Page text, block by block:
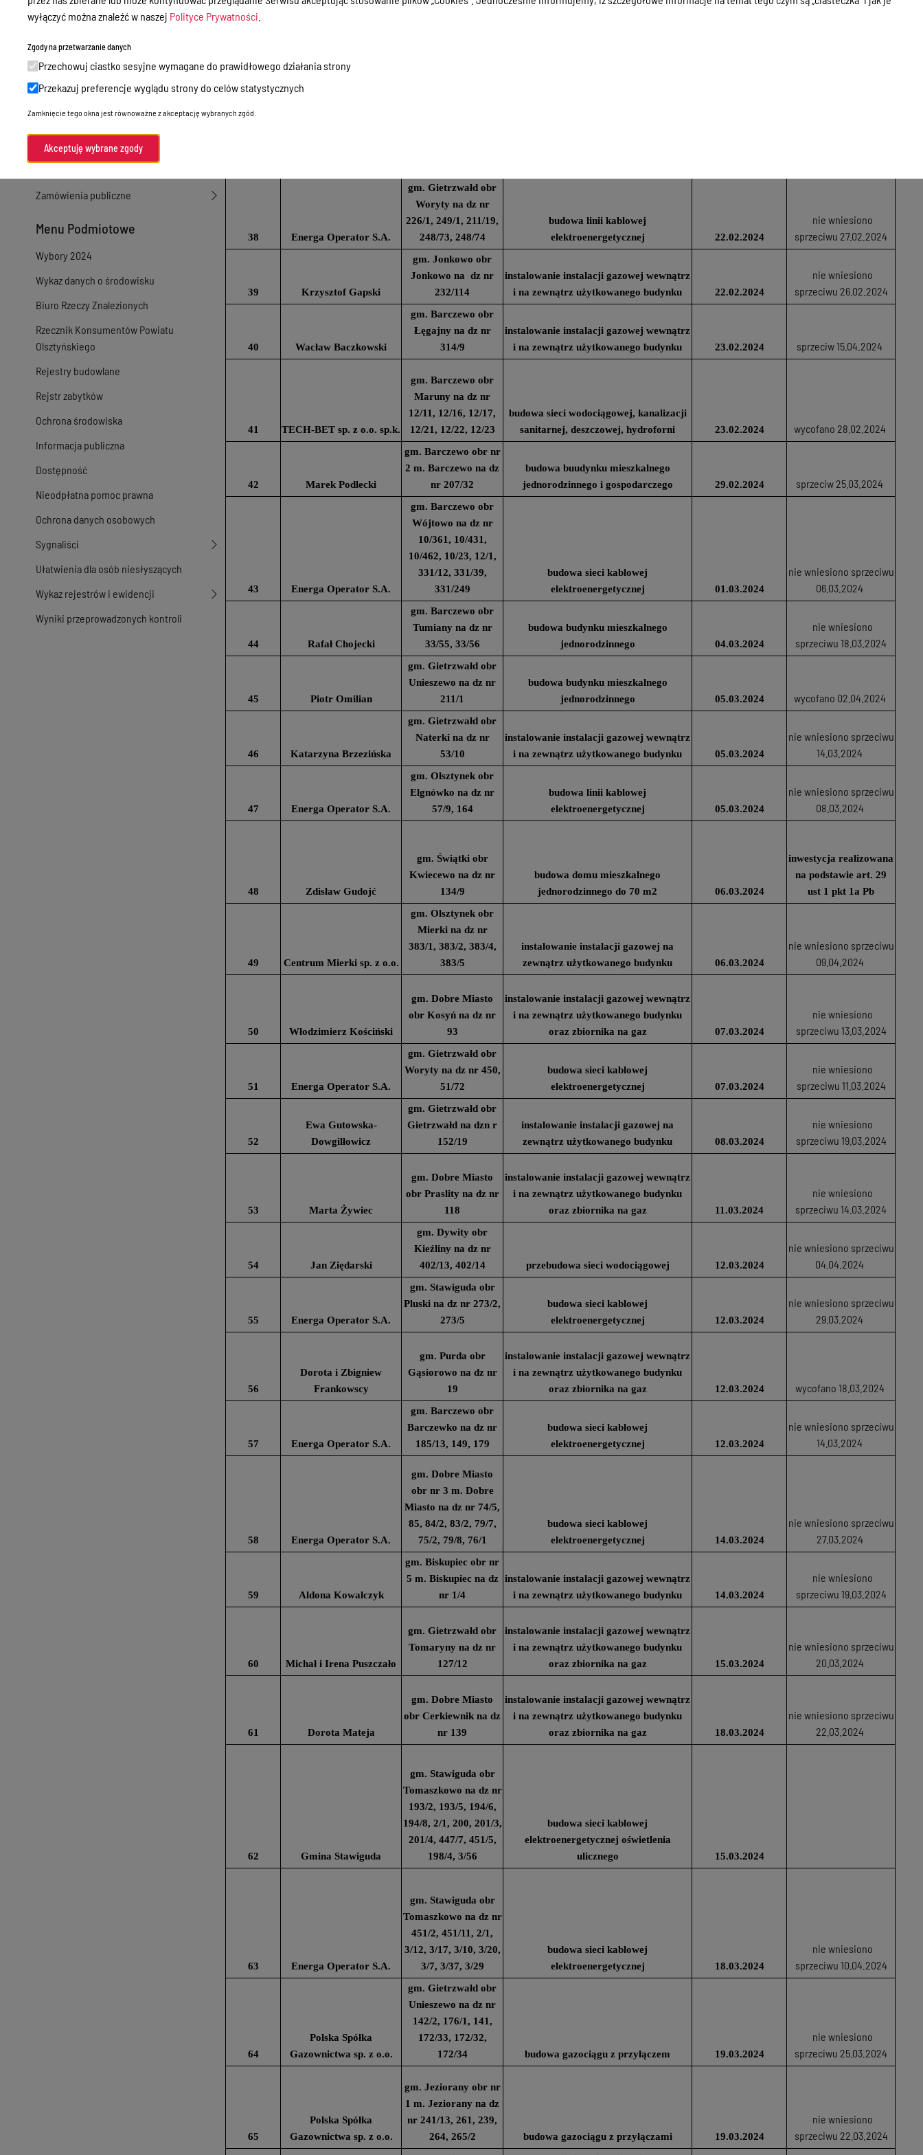
Sprawy załatwiane w urzędzie
Sprawy załatwiane internetowo
Oświadczenia majątkowe
e-Puap/ e-Doręczenia
Petycje
Praca
Zamówienia publiczne
Menu Podmiotowe
Wybory 2024
Wykaz danych o środowisku
Biuro Rzeczy Znalezionych
Rzecznik Konsumentów Powiatu
Olsztyńskiego
Rejestry budowlane
Rejstr zabytków
Ochrona środowiska
Informacja publiczna
Dostępność
Nieodpłatna pomoc prawna
Ochrona danych osobowych
Sygnaliści
Ułatwienia dla osób niesłyszących
Wykaz rejestrów i ewidencji
Wyniki przeprowadzonych kontroli
26 Energa Operator S.A.
38 Energa Operator S.A.
gm. Gietrzwałd obr
Woryty na dz nr
226/1, 249/1, 211/19,
248/73, 248/74
budowa linii kablowej
elektroenergetycznej
22.02.2024
nie wniesiono
sprzeciwu 27.02.2024
39 Krzysztof Gapski
gm. Jonkowo obr
Jonkowo na dz nr
232/114
instalowanie instalacji gazowej wewnątrz
i na zewnątrz użytkowanego budynku
22.02.2024
nie wniesiono
sprzeciwu 26.02.2024
40 Wacław Baczkowski
gm. Barczewo obr
Łęgajny na dz nr
314/9
instalowanie instalacji gazowej wewnątrz
i na zewnątrz użytkowanego budynku
23.02.2024 sprzeciw 15.04.2024
41 TECH-BET sp. z o.o. sp.k.
gm. Barczewo obr
Maruny na dz nr
12/11, 12/16, 12/17,
12/21, 12/22, 12/23
budowa sieci wodociągowej, kanalizacji
sanitarnej, deszczowej, hydroforni
23.02.2024 wycofano 28.02.2024
42 Marek Podlecki
gm. Barczewo obr nr
2 m. Barczewo na dz
nr 207/32
budowa buudynku mieszkalnego
jednorodzinnego i gospodarczego
29.02.2024 sprzeciw 25.03.2024
43 Energa Operator S.A.
gm. Barczewo obr
Wójtowo na dz nr
10/361, 10/431,
10/462, 10/23, 12/1,
331/12, 331/39,
331/249
budowa sieci kablowej
elektroenergetycznej
01.03.2024
nie wniesiono sprzeciwu
06.03.2024
44 Rafał Chojecki
gm. Barczewo obr
Tumiany na dz nr
33/55, 33/56
budowa budynku mieszkalnego
jednorodzinnego
04.03.2024
nie wniesiono
sprzeciwu 18.03.2024
45 Piotr Omilian
gm. Gietrzwałd obr
Unieszewo na dz nr
211/1
budowa budynku mieszkalnego
jednorodzinnego
05.03.2024 wycofano 02.04.2024
46 Katarzyna Brzezińska
gm. Gietrzwałd obr
Naterki na dz nr
53/10
instalowanie instalacji gazowej wewnątrz
i na zewnątrz użytkowanego budynku
05.03.2024
nie wniesiono sprzeciwu
14.03.2024
47 Energa Operator S.A.
gm. Olsztynek obr
Elgnówko na dz nr
57/9, 164
budowa linii kablowej
elektroenergetycznej
05.03.2024
nie wniesiono sprzeciwu
08.03.2024
48 Zdisław Gudojć
gm. Świątki obr
Kwiecewo na dz nr
134/9
budowa domu mieszkalnego
jednorodzinnego do 70 m2
06.03.2024
inwestycja realizowana
na podstawie art. 29
ust 1 pkt 1a Pb
49 Centrum Mierki sp. z o.o.
gm. Olsztynek obr
Mierki na dz nr
383/1, 383/2, 383/4,
383/5
instalowanie instalacji gazowej na
zewnątrz użytkowanego budynku
06.03.2024
nie wniesiono sprzeciwu
09.04.2024
50 Włodzimierz Kościński
gm. Dobre Miasto
obr Kosyń na dz nr
93
instalowanie instalacji gazowej wewnątrz
i na zewnątrz użytkowanego budynku
oraz zbiornika na gaz
07.03.2024
nie wniesiono
sprzeciwu 13.03.2024
51 Energa Operator S.A.
gm. Gietrzwałd obr
Woryty na dz nr 450,
51/72
budowa sieci kablowej
elektroenergetycznej
07.03.2024
nie wniesiono
sprzeciwu 11.03.2024
52
Ewa Gutowska-
Dowgilłowicz
gm. Gietrzwałd obr
Gietrzwałd na dzn r
152/19
instalowanie instalacji gazowej na
zewnątrz użytkowanego budynku
08.03.2024
nie wniesiono
sprzeciwu 19.03.2024
53 Marta Żywiec
gm. Dobre Miasto
obr Praslity na dz nr
118
instalowanie instalacji gazowej wewnątrz
i na zewnątrz użytkowanego budynku
oraz zbiornika na gaz
11.03.2024
nie wniesiono
sprzeciwu 14.03.2024
54 Jan Ziędarski
gm. Dywity obr
Kieźliny na dz nr
402/13, 402/14
przebudowa sieci wodociągowej 12.03.2024
nie wniesiono sprzeciwu
04.04.2024
55 Energa Operator S.A.
gm. Stawiguda obr
Pluski na dz nr 273/2,
273/5
budowa sieci kablowej
elektroenergetycznej
12.03.2024
nie wniesiono sprzeciwu
29.03.2024
56
Dorota i Zbigniew
Frankowscy
gm. Purda obr
Gąsiorowo na dz nr
19
instalowanie instalacji gazowej wewnątrz
i na zewnątrz użytkowanego budynku
oraz zbiornika na gaz
12.03.2024 wycofano 18.03.2024
57 Energa Operator S.A.
gm. Barczewo obr
Barczewko na dz nr
185/13, 149, 179
budowa sieci kablowej
elektroenergetycznej
12.03.2024
nie wniesiono sprzeciwu
14.03.2024
58 Energa Operator S.A.
gm. Dobre Miasto
obr nr 3 m. Dobre
Miasto na dz nr 74/5,
85, 84/2, 83/2, 79/7,
75/2, 79/8, 76/1
budowa sieci kablowej
elektroenergetycznej
14.03.2024
nie wniesiono sprzeciwu
27.03.2024
59 Aldona Kowalczyk
gm. Biskupiec obr nr
5 m. Biskupiec na dz
nr 1/4
instalowanie instalacji gazowej wewnątrz
i na zewnątrz użytkowanego budynku
14.03.2024
nie wniesiono
sprzeciwu 19.03.2024
60 Michał i Irena Puszczało
gm. Gietrzwałd obr
Tomaryny na dz nr
127/12
instalowanie instalacji gazowej wewnątrz
i na zewnątrz użytkowanego budynku
oraz zbiornika na gaz
15.03.2024
nie wniesiono sprzeciwu
20.03.2024
61 Dorota Mateja
gm. Dobre Miasto
obr Cerkiewnik na dz
nr 139
instalowanie instalacji gazowej wewnątrz
i na zewnątrz użytkowanego budynku
oraz zbiornika na gaz
18.03.2024
nie wniesiono sprzeciwu
22.03.2024
62 Gmina Stawiguda
gm. Stawiguda obr
Tomaszkowo na dz nr
193/2, 193/5, 194/6,
194/8, 2/1, 200, 201/3,
201/4, 447/7, 451/5,
198/4, 3/56
budowa sieci kablowej
elektroenergetycznej oświetlenia
ulicznego
15.03.2024
63 Energa Operator S.A.
gm. Stawiguda obr
Tomaszkowo na dz nr
451/2, 451/11, 2/1,
3/12, 3/17, 3/10, 3/20,
3/7, 3/37, 3/29
budowa sieci kablowej
elektroenergetycznej
18.03.2024
nie wniesiono
sprzeciwu 10.04.2024
64
Polska Spółka
Gazownictwa sp. z o.o.
gm. Gietrzwałd obr
Unieszewo na dz nr
142/2, 176/1, 141,
172/33, 172/32,
172/34
budowa gazociągu z przyłączem 19.03.2024
nie wniesiono
sprzeciwu 25.03.2024
65
Polska Spółka
Gazownictwa sp. z o.o.
gm. Jeziorany obr nr
1 m. Jeziorany na dz
nr 241/13, 261, 239,
264, 265/2
budowa gazociągu z przyłączami 19.03.2024
nie wniesiono
sprzeciwu 22.03.2024
wyłączyć można znaleźć w naszej Polityce Prywatności
Zgody na przetwarzanie danych
Przechowuj ciastko sesyjne wymagane do prawidłowego działania strony
Przekazuj preferencje wyglądu strony do celów statystycznych
Zamknięcie tego okna jest równoważne z akceptację wybranych zgód.
Akceptuję wybrane zgody